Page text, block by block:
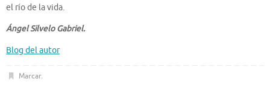
el río de la vida.
Ángel Silvelo Gabriel.
Blog del autor
Marcar.